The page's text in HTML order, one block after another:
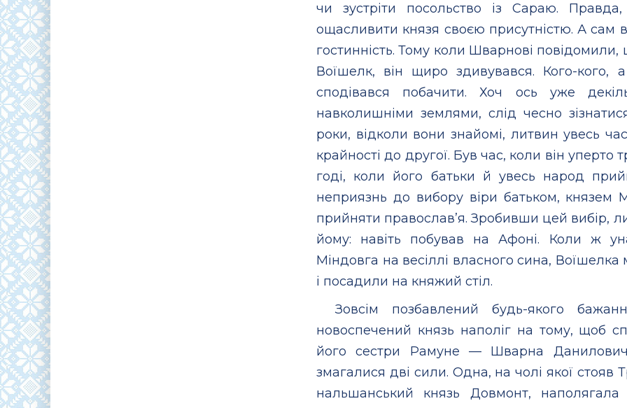
чи зустріти посольство із Сараю.
ощасливити князя своєю присутністю. А сам
гостинність. Тому коли Шварнові
Воїшелк, він щиро здивувався. Кого-кого,
сподівався побачити. Хоч ось уже
навколишніми землями, слід чесно
роки, відколи вони знайомі, литвин увесь
крайності до другої. Був час, коли він уперто
годі, коли його батьки й увесь народ
неприязнь до вибору віри батьком, князем
прийняти православ’я. Зробивши цей вибір,
йому: навіть побував на Афоні. Коли ж
Міндовга на весіллі власного сина,
і посадили на княжий стіл.
Зовсім позбавлений будь-якого
новоспечений князь наполіг на тому, щоб
його сестри Рамуне — Шварна
змагалися дві сили. Одна, на чолі якої стояв
нальшанський князь Довмонт, наполягала